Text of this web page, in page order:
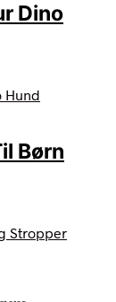
Dino
Børn